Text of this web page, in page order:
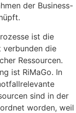
der Business-
ist die
verbunden die
Ressourcen.
ist RiMaGo. In
sind in der
worden, weil